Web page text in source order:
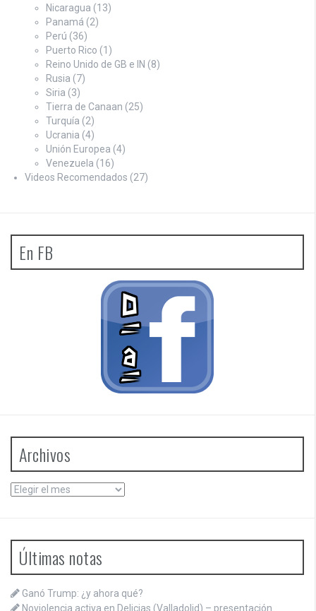
Nicaragua (13)
Panamá (2)
Perú (36)
Puerto Rico (1)
Reino Unido de GB e IN (8)
Rusia (7)
Siria (3)
Tierra de Canaan (25)
Turquía (2)
Ucrania (4)
Unión Europea (4)
Venezuela (16)
Videos Recomendados (27)
En FB
Archivos
Archivos
Últimas notas
Ganó Trump: ¿y ahora qué?
Noviolencia activa en Delicias (Valladolid) – presentación